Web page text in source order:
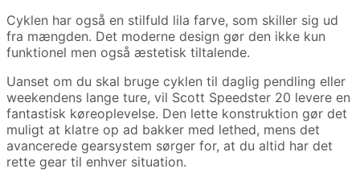
Cyklen har også en stilfuld lila farve, som skiller sig ud
fra mængden. Det moderne design gør den ikke kun
funktionel men også æstetisk tiltalende.
Uanset om du skal bruge cyklen til daglig pendling eller
weekendens lange ture, vil Scott Speedster 20 levere en
fantastisk køreoplevelse. Den lette konstruktion gør det
muligt at klatre op ad bakker med lethed, mens det
avancerede gearsystem sørger for, at du altid har det
rette gear til enhver situation.